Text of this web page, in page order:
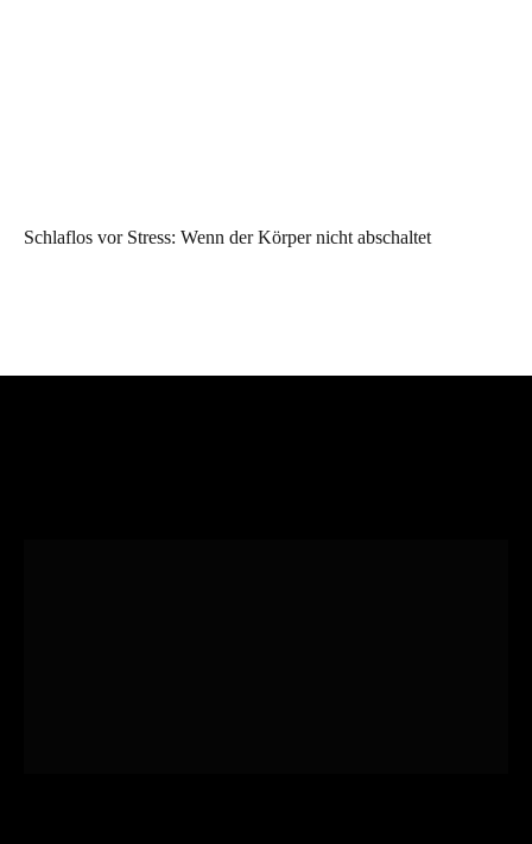
Schlaflos vor Stress: Wenn der Körper nicht abschaltet